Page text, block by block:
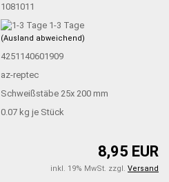
1081011
1-3 Tage
(Ausland abweichend)
4251140601909
az-reptec
Schweißstäbe 25x 200 mm
0.07 kg je Stück
8,95 EUR
inkl. 19% MwSt. zzgl. Versand